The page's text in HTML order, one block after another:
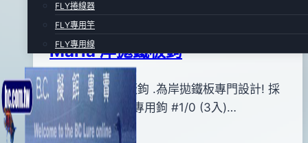
FLY捲線器
FLY專用竿
FLY專用線
路亞專用鉤
Maria 岸拋鐵板鉤
Bybc
shop
2013
06
Maria 岸拋鐵板鉤 .為岸拋鐵板專門設計! 採
用SJ-41TG鐵板專用鉤 #1/0 (3入)…
Maria